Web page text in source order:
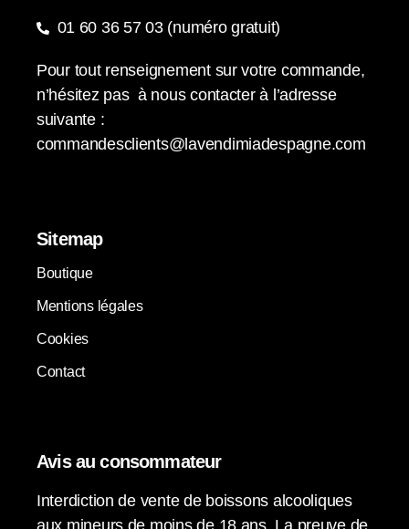
01 60 36 57 03 (numéro gratuit)
Pour tout renseignement sur votre commande,
n’hésitez pas à nous contacter à l’adresse
suivante :
commandesclients@lavendimiadespagne.com
Sitemap
Boutique
Mentions légales
Cookies
Contact
Avis au consommateur
Interdiction de vente de boissons alcooliques